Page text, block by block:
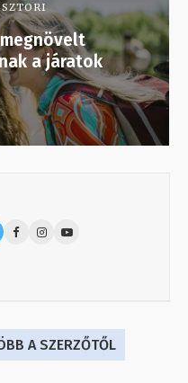
SZTORI
a járatok
A SZERZŐTŐL